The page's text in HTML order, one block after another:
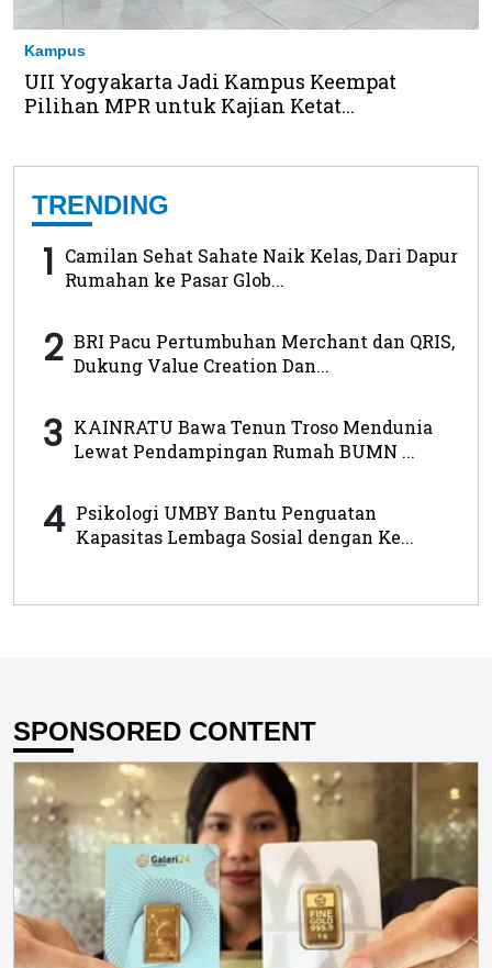
Kampus
UII Yogyakarta Jadi Kampus Keempat
Pilihan MPR untuk Kajian Ketat...
TRENDING
1 Camilan Sehat Sahate Naik Kelas, Dari Dapur
Rumahan ke Pasar Glob...
2 BRI Pacu Pertumbuhan Merchant dan QRIS,
Dukung Value Creation Dan...
3 KAINRATU Bawa Tenun Troso Mendunia
Lewat Pendampingan Rumah BUMN ...
4 Psikologi UMBY Bantu Penguatan
Kapasitas Lembaga Sosial dengan Ke...
SPONSORED CONTENT